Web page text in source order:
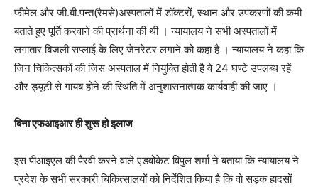
फीमेल और जी.बी.पन्त(रैमसे)अस्पतालों में डॉक्टरों, स्थान और उपकरणों की कमी
बताते हुए पूर्ति करवाने की प्रार्थना की थी । न्यायालय ने सभी अस्पतालों में
लगातार बिजली सप्लाई के लिए जेनरेटर लगाने को कहा है । न्यायालय ने कहा कि
जिन चिकित्सकों की जिस अस्पताल में नियुक्ति होती है वे 24 घण्टे उपलब्ध रहें
और ड्यूटी से गायब होने की स्थिति में अनुशासनात्मक कार्यवाही की जाए ।
बिना एफआइआर ही शुरू हो इलाज
इस पीआइएल की पैरवी करने वाले एडवोकेट विपुल शर्मा ने बताया कि न्यायालय ने
प्रदेश के सभी सरकारी चिकित्सालयों को निर्देशित किया है कि वो सड़क हादसों